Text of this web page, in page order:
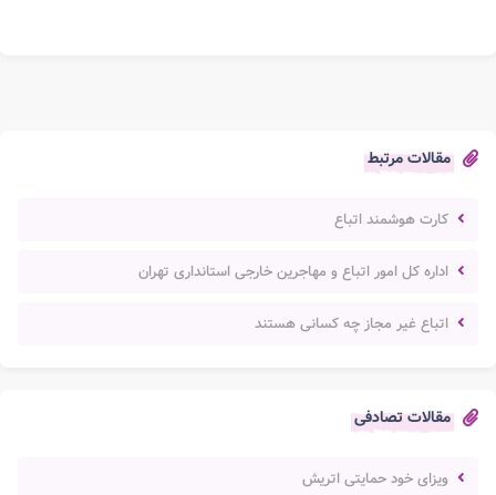
مقالات مرتبط
کارت هوشمند اتباع
اداره کل امور اتباع و مهاجرین خارجی استانداری تهران
اتباع غیر مجاز چه کسانی هستند
مقالات تصادفی
ویزای خود حمایتی اتریش